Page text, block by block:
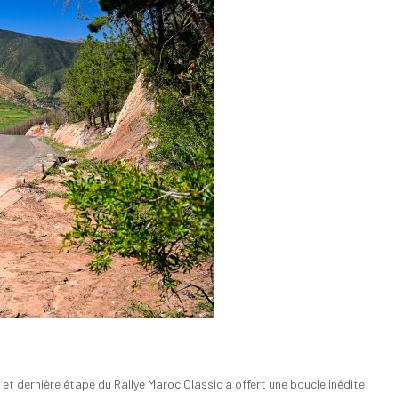
dernière étape du Rallye Maroc Classic a offert une boucle inédite